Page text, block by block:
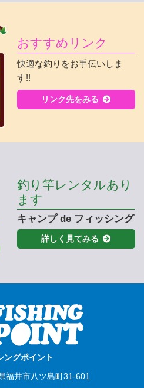
おすすめリンク
快適な釣りをお手伝いしま
す!!
リンク先をみる
釣り竿レンタルあり
ます
キャンプ de フィッシング
詳しく見てみる
ングポイント
福井市八ツ島町31-601